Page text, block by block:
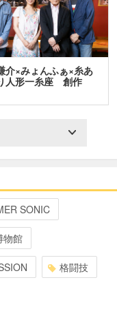
介×みょんふぁ×糸あ
人形一糸座 創作
SONIC
物館
格闘技